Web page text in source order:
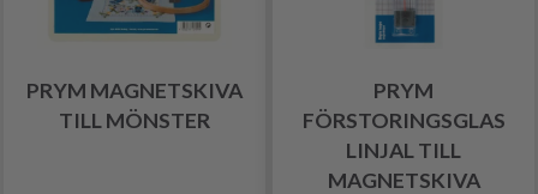
PRYM MAGNETSKIVA
TILL MÖNSTER
PRYM
FÖRSTORINGSGLAS
LINJAL TILL
MAGNETSKIVA